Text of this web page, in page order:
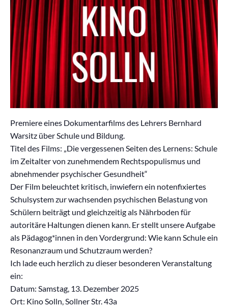
Premiere eines Dokumentarfilms des Lehrers Bernhard
Warsitz über Schule und Bildung.
Titel des Films: „Die vergessenen Seiten des Lernens: Schule
im Zeitalter von zunehmendem Rechtspopulismus und
abnehmender psychischer Gesundheit“
Der Film beleuchtet kritisch, inwiefern ein notenfixiertes
Schulsystem zur wachsenden psychischen Belastung von
Schülern beiträgt und gleichzeitig als Nährboden für
autoritäre Haltungen dienen kann. Er stellt unsere Aufgabe
als Pädagog*innen in den Vordergrund: Wie kann Schule ein
Resonanzraum und Schutzraum werden?
Ich lade euch herzlich zu dieser besonderen Veranstaltung
ein:
Datum: Samstag, 13. Dezember 2025
Ort: Kino Solln, Sollner Str. 43a